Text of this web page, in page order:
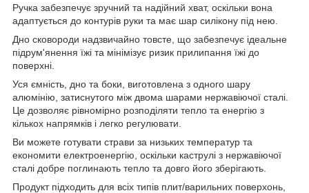
Ручка забезпечує зручний та надійний хват, оскільки вона
адаптується до контурів руки та має шар силікону під нею.
Дно сковороди надзвичайно товсте, що забезпечує ідеальне
підрум'янення їжі та мінімізує ризик прилипання їжі до
поверхні.
Уся ємність, дно та боки, виготовлена ​​з одного шару
алюмінію, затиснутого між двома шарами нержавіючої сталі.
Це дозволяє рівномірно розподіляти тепло та енергію з
кількох напрямків і легко регулювати.
Ви можете готувати страви за низьких температур та
економити електроенергію, оскільки каструлі з нержавіючої
сталі добре поглинають тепло та довго його зберігають.
Продукт підходить для всіх типів плит/варильних поверхонь,